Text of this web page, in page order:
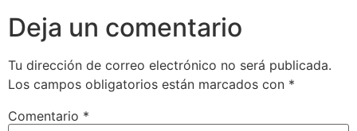
Deja un comentario
Tu dirección de correo electrónico no será publicada.
Los campos obligatorios están marcados con *
Comentario *